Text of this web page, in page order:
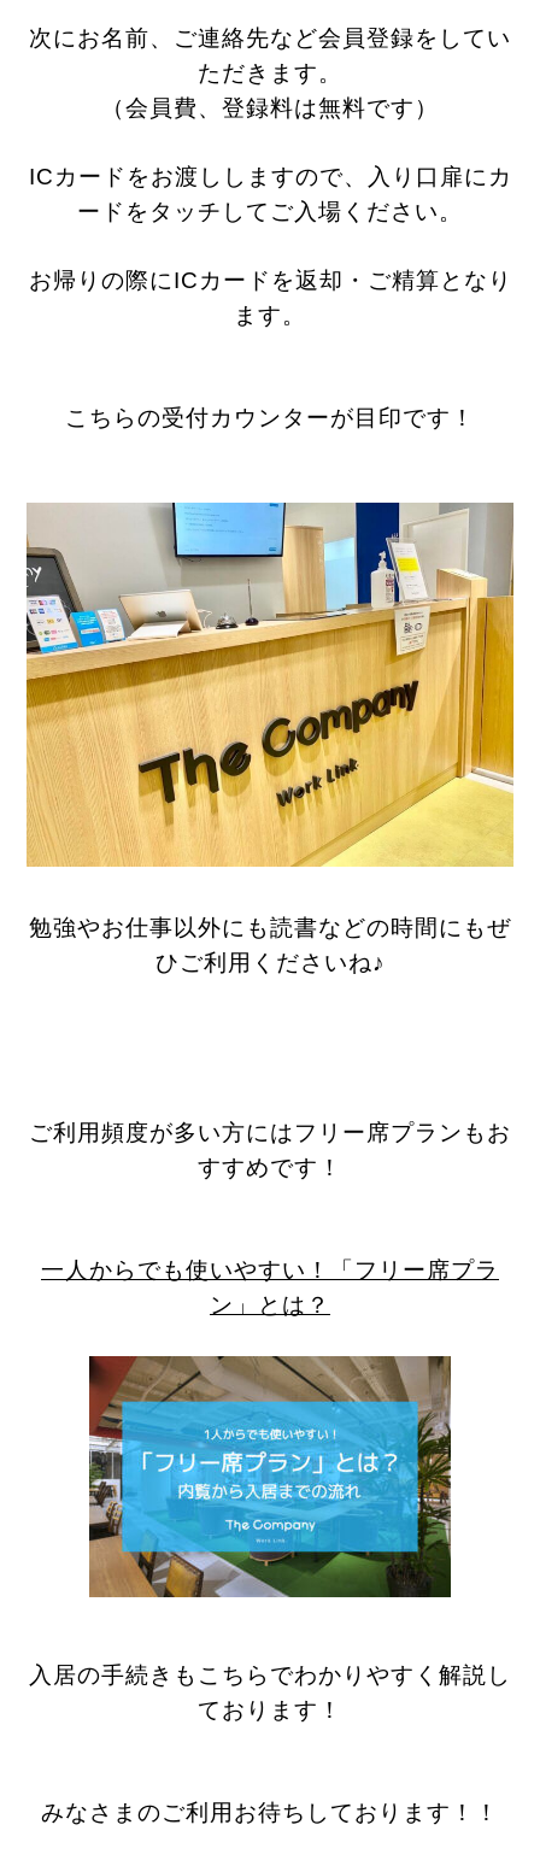
次にお名前、ご連絡先など会員登録をしてい
ただきます。
（会員費、登録料は無料です）
ICカードをお渡ししますので、入り口扉にカ
ードをタッチしてご入場ください。
お帰りの際にICカードを返却・ご精算となり
ます。
こちらの受付カウンターが目印です！
勉強やお仕事以外にも読書などの時間にもぜ
ひご利用くださいね♪
ご利用頻度が多い方にはフリー席プランもお
すすめです！
一人からでも使いやすい！「フリー席プラ
ン」とは？
入居の手続きもこちらでわかりやすく解説し
ております！
みなさまのご利用お待ちしております！！